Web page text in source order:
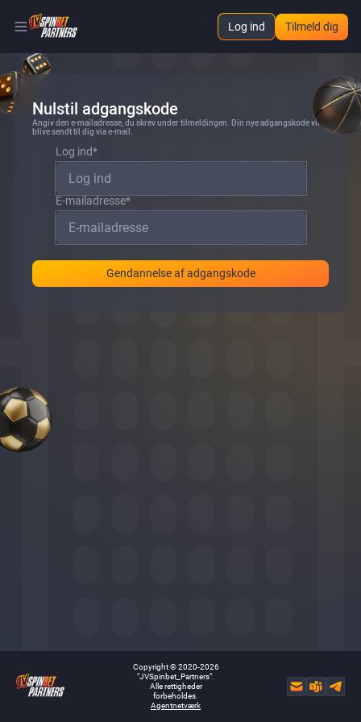
Log ind Tilmeld dig
Nulstil adgangskode
Angiv den e-mailadresse, du skrev under tilmeldingen. Din nye adgangskode vil
blive sendt til dig via e-mail.
Log ind*
E-mailadresse*
Gendannelse af adgangskode
Copyright ©2020-2026
"JVSpinbet_Partners".
Alle rettigheder
forbeholdes
Agentnetværk